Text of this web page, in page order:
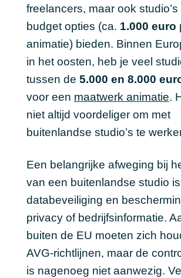
freelancers, maar ook
budget opties (ca. 1.000 euro
animatie) bieden. Binnen
in het oosten, heb je veel
tussen de 5.000 en 8.000
voor een maatwerk animatie.
niet altijd voordeliger om met
buitenlandse studio’s te
Een belangrijke afweging bij
van een buitenlandse studio
databeveiliging en
privacy of bedrijfsinformatie.
buiten de EU moeten zich
AVG-richtlijnen, maar de
is nagenoeg niet aanwezig.